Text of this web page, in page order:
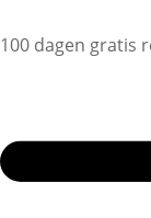
100 dagen gratis